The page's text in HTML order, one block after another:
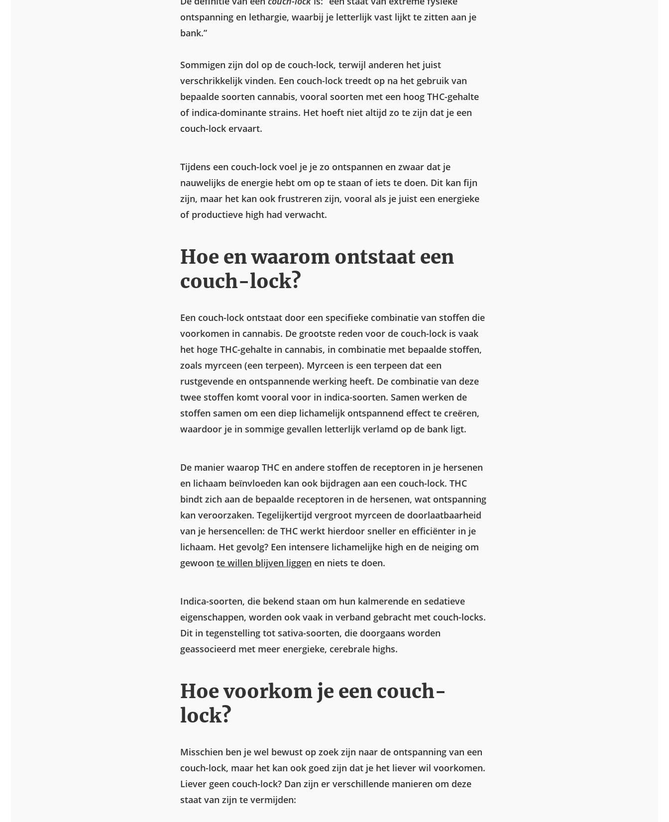
ontspanning en lethargie, waarbij je letterlijk vast lijkt te zitten aan je
bank.”
Sommigen zijn dol op de couch-lock, terwijl anderen het juist
verschrikkelijk vinden. Een couch-lock treedt op na het gebruik van
bepaalde soorten cannabis, vooral soorten met een hoog THC-gehalte
of indica-dominante strains. Het hoeft niet altijd zo te zijn dat je een
couch-lock ervaart.
Tijdens een couch-lock voel je je zo ontspannen en zwaar dat je
nauwelijks de energie hebt om op te staan of iets te doen. Dit kan fijn
zijn, maar het kan ook frustreren zijn, vooral als je juist een energieke
of productieve high had verwacht.
Hoe en waarom ontstaat een
couch-lock?
Een couch-lock ontstaat door een specifieke combinatie van stoffen die
voorkomen in cannabis. De grootste reden voor de couch-lock is vaak
het hoge THC-gehalte in cannabis, in combinatie met bepaalde stoffen,
zoals myrceen (een terpeen). Myrceen is een terpeen dat een
rustgevende en ontspannende werking heeft. De combinatie van deze
twee stoffen komt vooral voor in indica-soorten. Samen werken de
stoffen samen om een diep lichamelijk ontspannend effect te creëren,
waardoor je in sommige gevallen letterlijk verlamd op de bank ligt.
De manier waarop THC en andere stoffen de receptoren in je hersenen
en lichaam beïnvloeden kan ook bijdragen aan een couch-lock. THC
bindt zich aan de bepaalde receptoren in de hersenen, wat ontspanning
kan veroorzaken. Tegelijkertijd vergroot myrceen de doorlaatbaarheid
van je hersencellen: de THC werkt hierdoor sneller en efficiënter in je
lichaam. Het gevolg? Een intensere lichamelijke high en de neiging om
gewoon te willen blijven liggen en niets te doen.
Indica-soorten, die bekend staan om hun kalmerende en sedatieve
eigenschappen, worden ook vaak in verband gebracht met couch-locks.
Dit in tegenstelling tot sativa-soorten, die doorgaans worden
geassocieerd met meer energieke, cerebrale highs.
Hoe voorkom je een couch-
lock?
Misschien ben je wel bewust op zoek zijn naar de ontspanning van een
couch-lock, maar het kan ook goed zijn dat je het liever wil voorkomen.
Liever geen couch-lock? Dan zijn er verschillende manieren om deze
staat van zijn te vermijden: